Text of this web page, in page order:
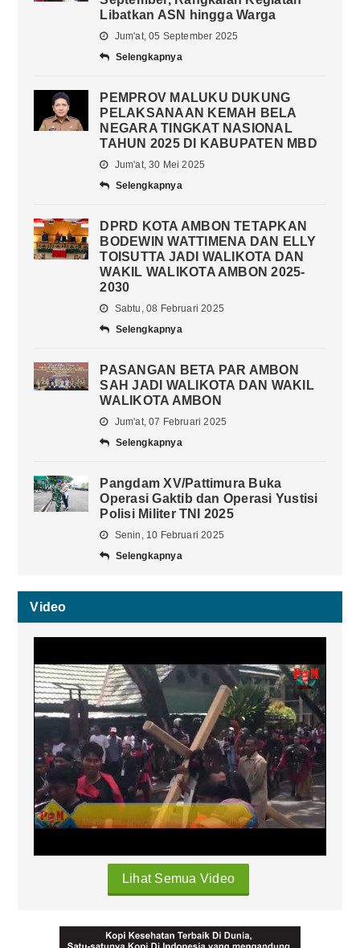
Libatkan ASN hingga Warga
Jum'at, 05 September 2025
Selengkapnya
PEMPROV MALUKU DUKUNG
PELAKSANAAN KEMAH BELA
NEGARA TINGKAT NASIONAL
TAHUN 2025 DI KABUPATEN MBD
Jum'at, 30 Mei 2025
Selengkapnya
DPRD KOTA AMBON TETAPKAN
BODEWIN WATTIMENA DAN ELLY
TOISUTTA JADI WALIKOTA DAN
WAKIL WALIKOTA AMBON 2025-
2030
Sabtu, 08 Februari 2025
Selengkapnya
PASANGAN BETA PAR AMBON
SAH JADI WALIKOTA DAN WAKIL
WALIKOTA AMBON
Jum'at, 07 Februari 2025
Selengkapnya
Pangdam XV/Pattimura Buka
Operasi Gaktib dan Operasi Yustisi
Polisi Militer TNI 2025
Senin, 10 Februari 2025
Selengkapnya
Video
Lihat Semua Video